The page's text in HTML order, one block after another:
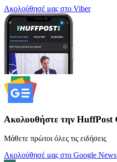
Ακολούθησέ μας στο Viber
Ακολουθήστε την HuffPost
Μάθετε πρώτοι όλες τις ειδήσεις
Ακολούθησέ μας στο Google News